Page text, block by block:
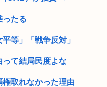
いましたよね 」などと被災
の国から出ていけー！！」
ったる
等」「戦争反対」
て結局民度よな
取れなかった理由